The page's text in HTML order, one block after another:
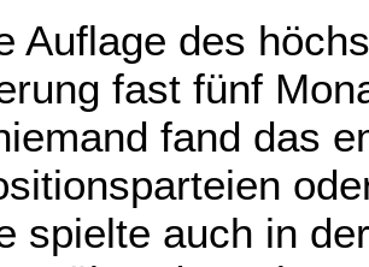
Auflage des
fast fünf
fand das
spielte auch in